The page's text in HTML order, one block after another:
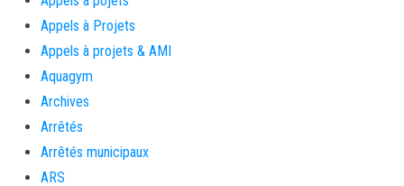
Appels à Projets
Appels à projets & AMI
Aquagym
Archives
Arrêtés
Arrêtés municipaux
ARS